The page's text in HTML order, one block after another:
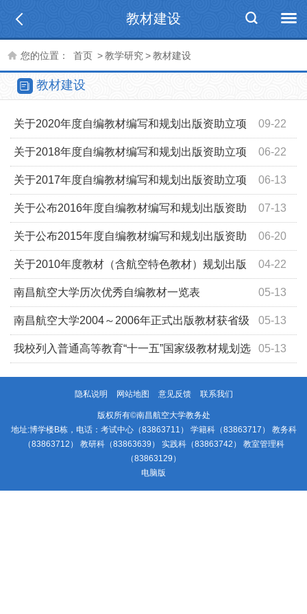
教材建设
您的位置： 首页 >教学研究>教材建设
教材建设
09-22
关于2020年度自编教材编写和规划出版资助立项
的通知 06-22
关于2018年度自编教材编写和规划出版资助立项
的通知 06-13
关于2017年度自编教材编写和规划出版资助立项
的通知 07-13
关于公布2016年度自编教材编写和规划出版资助
立项名单的通知 06-20
关于公布2015年度自编教材编写和规划出版资助
立项名单的通知 04-22
关于2010年度教材（含航空特色教材）规划出版
申报的通知 05-13
南昌航空大学历次优秀自编教材一览表
05-13
南昌航空大学2004～2006年正式出版教材获省级
以上优秀教材奖统计表 05-13
我校列入普通高等教育“十一五”国家级教材规划选
题一览表
隐私说明 网站地图 意见反馈 联系我们
版权所有©南昌航空大学教务处
地址:博学楼B栋，电话：考试中心（83863711） 学籍科（83863717） 教务科
（83863712） 教研科（83863639） 实践科（83863742） 教室管理科
（83863129）
电脑版